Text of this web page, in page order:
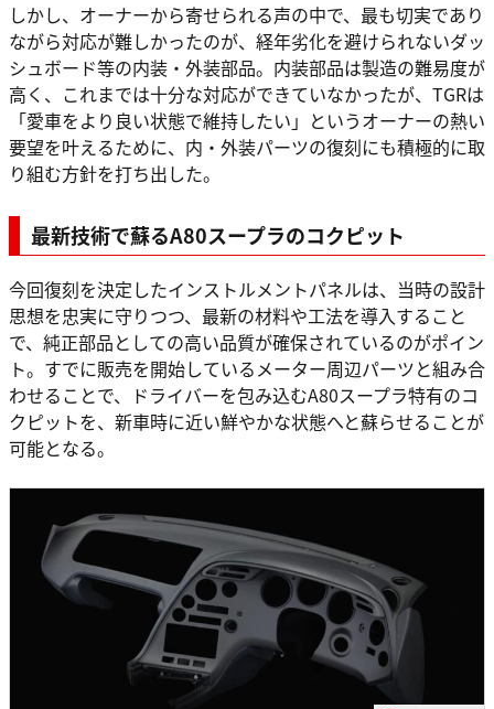
しかし、オーナーから寄せられる声の中で、最も切実であり
ながら対応が難しかったのが、経年劣化を避けられないダッ
シュボード等の内装・外装部品。内装部品は製造の難易度が
高く、これまでは十分な対応ができていなかったが、TGRは
「愛車をより良い状態で維持したい」というオーナーの熱い
要望を叶えるために、内・外装パーツの復刻にも積極的に取
り組む方針を打ち出した。
最新技術で蘇るA80スープラのコクピット
今回復刻を決定したインストルメントパネルは、当時の設計
思想を忠実に守りつつ、最新の材料や工法を導入すること
で、純正部品としての高い品質が確保されているのがポイン
ト。すでに販売を開始しているメーター周辺パーツと組み合
わせることで、ドライバーを包み込むA80スープラ特有のコ
クピットを、新車時に近い鮮やかな状態へと蘇らせることが
可能となる。